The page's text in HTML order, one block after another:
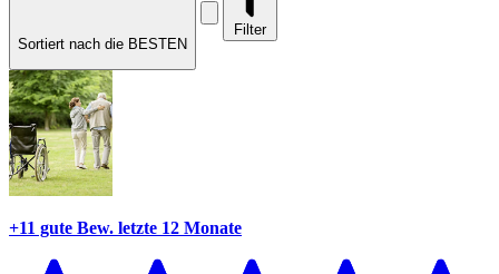
Sortiert nach die BESTEN
Filter
+11 gute Bew. letzte 12 Monate